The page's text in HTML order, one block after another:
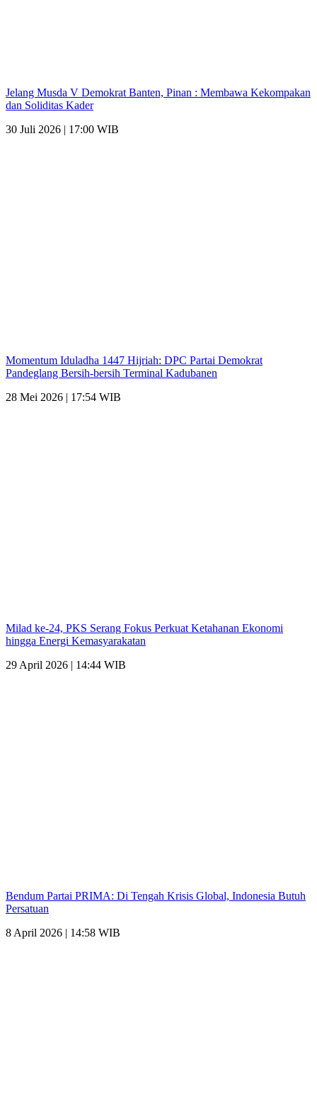
Jelang Musda V Demokrat Banten, Pinan : Membawa Kekompakan
dan Soliditas Kader
30 Juli 2026 | 17:00 WIB
Momentum Iduladha 1447 Hijriah: DPC Partai Demokrat
Pandeglang Bersih-bersih Terminal Kadubanen
28 Mei 2026 | 17:54 WIB
Milad ke-24, PKS Serang Fokus Perkuat Ketahanan Ekonomi
hingga Energi Kemasyarakatan
29 April 2026 | 14:44 WIB
Bendum Partai PRIMA: Di Tengah Krisis Global, Indonesia Butuh
Persatuan
8 April 2026 | 14:58 WIB